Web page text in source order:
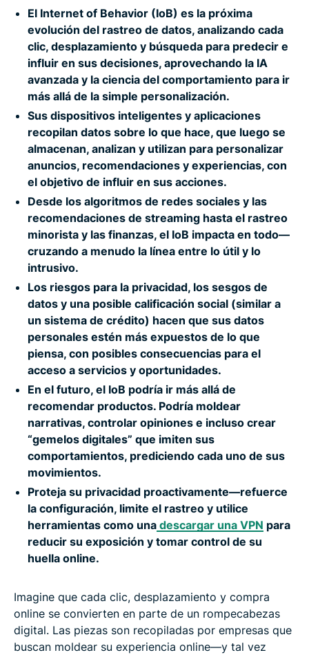
El Internet of Behavior (IoB) es la próxima
evolución del rastreo de datos, analizando cada
clic, desplazamiento y búsqueda para predecir e
influir en sus decisiones, aprovechando la IA
avanzada y la ciencia del comportamiento para ir
más allá de la simple personalización.
Sus dispositivos inteligentes y aplicaciones
recopilan datos sobre lo que hace, que luego se
almacenan, analizan y utilizan para personalizar
anuncios, recomendaciones y experiencias, con
el objetivo de influir en sus acciones.
Desde los algoritmos de redes sociales y las
recomendaciones de streaming hasta el rastreo
minorista y las finanzas, el IoB impacta en todo—
cruzando a menudo la línea entre lo útil y lo
intrusivo.
Los riesgos para la privacidad, los sesgos de
datos y una posible calificación social (similar a
un sistema de crédito) hacen que sus datos
personales estén más expuestos de lo que
piensa, con posibles consecuencias para el
acceso a servicios y oportunidades.
En el futuro, el IoB podría ir más allá de
recomendar productos. Podría moldear
narrativas, controlar opiniones e incluso crear
“gemelos digitales” que imiten sus
comportamientos, prediciendo cada uno de sus
movimientos.
Proteja su privacidad proactivamente—refuerce
la configuración, limite el rastreo y utilice
herramientas como una descargar una VPN para
reducir su exposición y tomar control de su
huella online.
Imagine que cada clic, desplazamiento y compra
online se convierten en parte de un rompecabezas
digital. Las piezas son recopiladas por empresas que
buscan moldear su experiencia online—y tal vez